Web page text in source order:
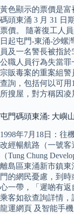
黃色顯示的票價是富
碼頭東涌 3 月 31 日
票價。 隨著復工人
日起屯門-東涌-沙螺
員及一名警長被指
公職人員行為失當
宗販毒案的重案組
查詢，包括何以可
所搜屋，對方稱因凌
屯門碼頭東涌: 大嶼
1998年7月18日：往
改經暢航路（一號
（Tung Chung
離島區東涌新市鎮
門的網民憂慮，到
心一帶，「遲啲有返
乘客如欲查詢詳情，
龍運網頁 及智能手